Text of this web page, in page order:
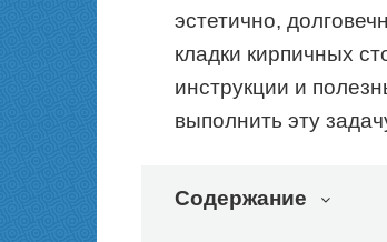
эстетично,
кладки кирпичных
инструкции и
выполнить эту
Содержание